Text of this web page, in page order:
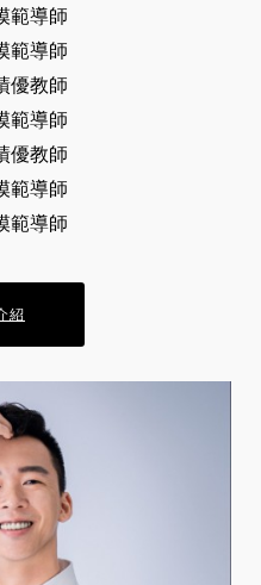
範導師
範導師
優教師
範導師
優教師
範導師
範導師
紹